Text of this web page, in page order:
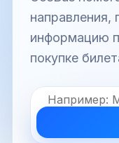
направления,
информацию
покупке